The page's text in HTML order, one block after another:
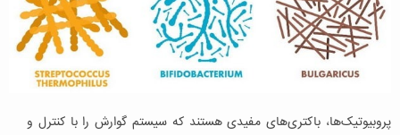
پروبیوتیک‌ها، باکتری‌های مفیدی هستند که سیستم گوارش را با کنترل و